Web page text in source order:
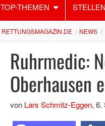
TOP-THEMEN
RETTUNGSMAGAZIN.DE NEWS
Ruhrmedic:
Oberhausen
von Lars Schmitz-Eggen, 6.